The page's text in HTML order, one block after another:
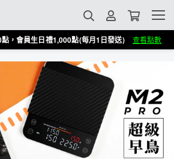
，會員生日禮1,000點(每月1日發送) 查看點數